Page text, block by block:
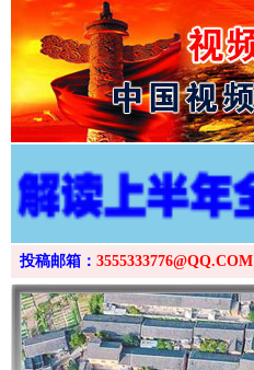
投稿邮箱： 3555333776@QQ.COM